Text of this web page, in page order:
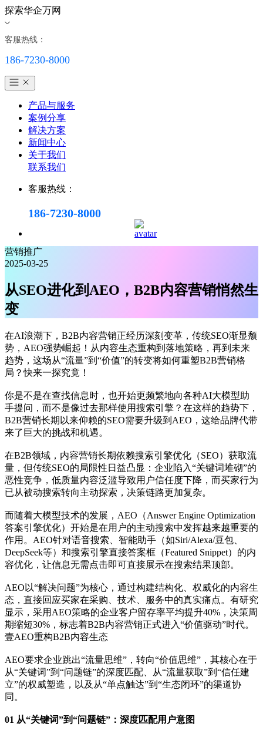
探索华企万网
客服热线：
186-7230-8000
产品与服务
案例分享
解决方案
新闻中心
关于我们
联系我们
客服热线：
186-7230-8000
营销推广
2025-03-25
从SEO进化到AEO，B2B内容营销悄然生
变
在AI浪潮下，B2B内容营销正经历深刻变革，传统SEO渐显颓
势，AEO强势崛起！从内容生态重构到落地策略，再到未来
趋势，这场从“流量”到“价值”的转变将如何重塑B2B营销格
局？快来一探究竟！
你是不是在查找信息时，也开始更频繁地向各种AI大模型助
手提问，而不是像过去那样使用搜索引擎？在这样的趋势下，
B2B营销长期以来仰赖的SEO需要升级到AEO，这给品牌代带
来了巨大的挑战和机遇。
在B2B领域，内容营销长期依赖搜索引擎优化（SEO）获取流
量，但传统SEO的局限性日益凸显：企业陷入“关键词堆砌”的
恶性竞争，低质量内容泛滥导致用户信任度下降，而买家行为
已从被动搜索转向主动探索，决策链路更加复杂。
而随着大模型技术的发展，AEO（Answer Engine Optimization
答案引擎优化）开始是在用户的主动搜索中发挥越来越重要的
作用。AEO针对‌语音搜索、智能助手（如Siri/Alexa/豆包、
DeepSeek等）和搜索引擎直接答案框（Featured Snippet）‌的内
容优化，让信息无需点击即可直接展示在搜索结果顶部。
AEO以“解决问题”为核心，通过构建结构化、权威化的内容生
态，直接回应买家在采购、技术、服务中的真实痛点。有研究
显示，采用AEO策略的企业客户留存率平均提升40%，决策周
期缩短30%，标志着B2B内容营销正式进入“价值驱动”时代。
壹AEO重构B2B内容生态
AEO要求企业跳出“流量思维”，转向“价值思维”，其核心在于
从“关键词”到“问题链”的深度匹配、从“流量获取”到“信任建
立”的权威塑造，以及从“单点触达”到“生态闭环”的渠道协
同。
01 从“关键词”到“问题链”：深度匹配用户意图